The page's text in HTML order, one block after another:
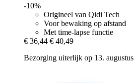
-10%
Origineel van Qidi Tech
Voor bewaking op afstand
Met time-lapse functie
€ 36,44 € 40,49
Bezorging uiterlijk op 13. augustus